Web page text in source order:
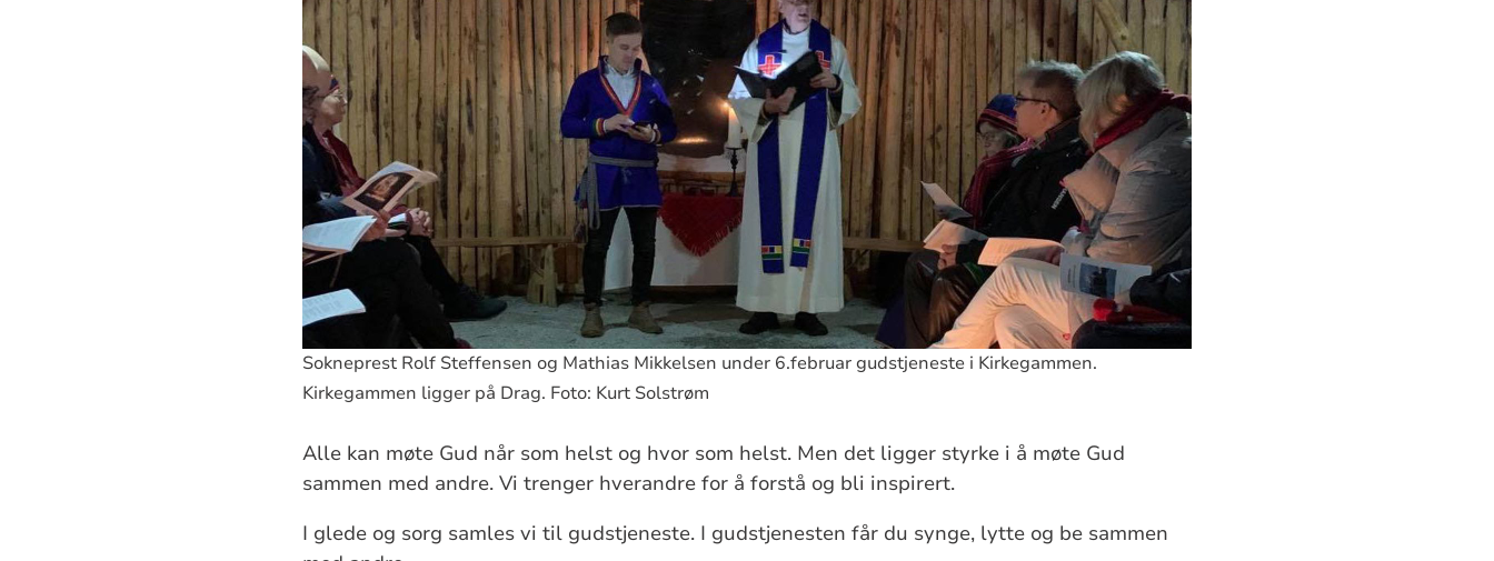
Sokneprest Rolf Steffensen og Mathias Mikkelsen under 6.februar gudstjeneste i Kirkegammen.
Kirkegammen ligger på Drag. Foto: Kurt Solstrøm
Alle kan møte Gud når som helst og hvor som helst. Men det ligger styrke i å møte Gud
sammen med andre. Vi trenger hverandre for å forstå og bli inspirert.
I glede og sorg samles vi til gudstjeneste. I gudstjenesten får du synge, lytte og be sammen